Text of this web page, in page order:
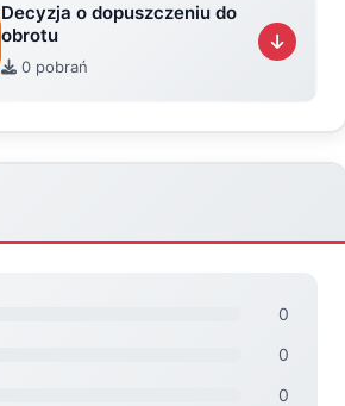
Decyzja o dopuszczeniu do
obrotu
0 pobrań
0
0
0